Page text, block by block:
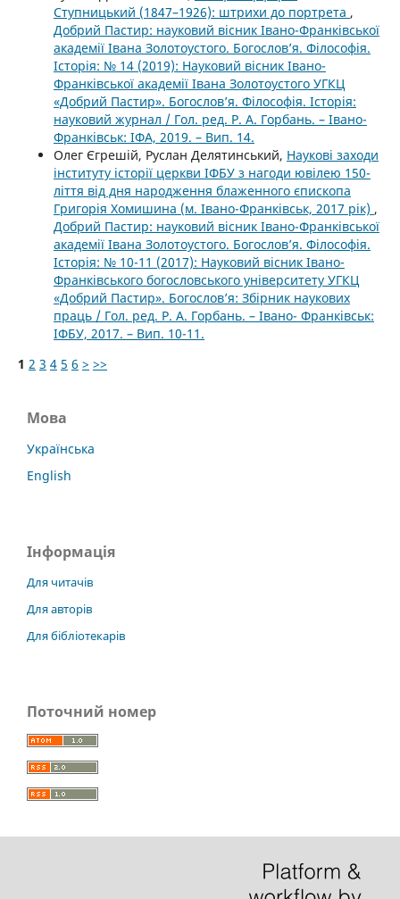
Ступницький (1847–1926): штрихи до портрета ,
Добрий Пастир: науковий вісник Івано-Франківської
академії Івана Золотоустого. Богослов’я. Філософія.
Історія: № 14 (2019): Науковий вісник Івано-
Франківської академії Івана Золотоустого УГКЦ
«Добрий Пастир». Богослов’я. Філософія. Історія:
науковий журнал / Гол. ред. Р. А. Горбань. – Івано-
Франківськ: ІФА, 2019. – Вип. 14.
Олег Єгрешій, Руслан Делятинський, Наукові заходи
інституту історії церкви ІФБУ з нагоди ювілею 150-
ліття від дня народження блаженного єпископа
Григорія Хомишина (м. Івано-Франківськ, 2017 рік) ,
Добрий Пастир: науковий вісник Івано-Франківської
академії Івана Золотоустого. Богослов’я. Філософія.
Історія: № 10-11 (2017): Науковий вісник Івано-
Франківського богословського університету УГКЦ
«Добрий Пастир». Богослов’я: Збірник наукових
праць / Гол. ред. Р. А. Горбань. – Івано- Франківськ:
ІФБУ, 2017. – Вип. 10-11.
1 2 3 4 5 6 > >>
Мова
Українська
English
Інформація
Для читачів
Для авторів
Для бібліотекарів
Поточний номер